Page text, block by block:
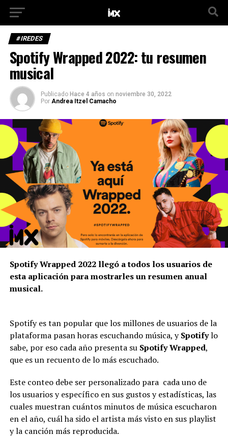
#IREDES
Spotify Wrapped 2022: tu resumen
musical
Publicado Hace 4 años on noviembre 30, 2022
Por Andrea Itzel Camacho
Spotify Wrapped 2022 llegó a todos los usuarios de
esta aplicación para mostrarles un resumen anual
musical.
Spotify es tan popular que los millones de usuarios de la
plataforma pasan horas escuchando música, ySpotifylo
sabe, por eso cada año presenta su Spotify Wrapped,
que es un recuento de lo más escuchado.
Este conteo debe ser personalizado para cada uno de
los usuarios y específico en sus gustos y estadísticas, las
cuales muestran cuántos minutos de música escucharon
en el año, cuál ha sido el artista más visto en sus playlist
y la canción más reproducida.